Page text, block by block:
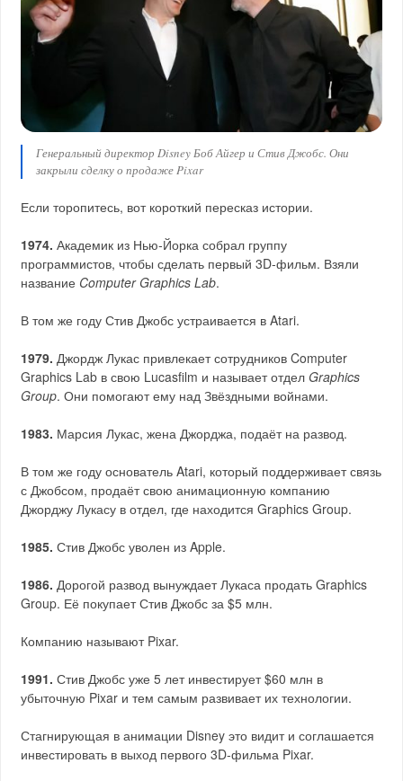
Генеральный директор Disney Боб Айгер и Стив Джобс. Они
закрыли сделку о продаже Pixar
Если торопитесь, вот короткий пересказ истории.
1974. Академик из Нью‑Йорка собрал группу
программистов, чтобы сделать первый 3D‑фильм. Взяли
название Computer Graphics Lab.
В том же году Стив Джобс устраивается в Atari.
1979. Джордж Лукас привлекает сотрудников Computer
Graphics Lab в свою Lucasfilm и называет отдел Graphics
Group. Они помогают ему над Звёздными войнами.
1983. Марсия Лукас, жена Джорджа, подаёт на развод.
В том же году основатель Atari, который поддерживает связь
с Джобсом, продаёт свою анимационную компанию
Джорджу Лукасу в отдел, где находится Graphics Group.
1985. Стив Джобс уволен из Apple.
1986. Дорогой развод вынуждает Лукаса продать Graphics
Group. Её покупает Стив Джобс за $5 млн.
Компанию называют Pixar.
1991. Стив Джобс уже 5 лет инвестирует $60 млн в
убыточную Pixar и тем самым развивает их технологии.
Стагнирующая в анимации Disney это видит и соглашается
инвестировать в выход первого 3D‑фильма Pixar.